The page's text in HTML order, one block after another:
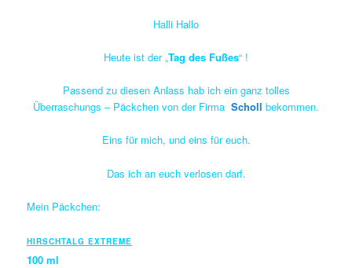
Halli Hallo
Heute ist der „Tag des Fußes“ !
Passend zu diesen Anlass hab ich ein ganz tolles
Überraschungs – Päckchen von der Firma Scholl bekommen.
Eins für mich, und eins für euch.
Das ich an euch verlosen darf.
Mein Päckchen:
HIRSCHTALG EXTREME
100 ml